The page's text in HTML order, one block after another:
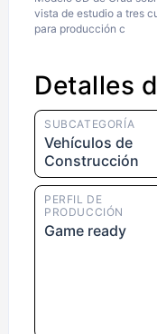
vista de estudio a tres
para producción c
Detalles
SUBCATEGORÍA
Vehículos de
Construcción
PERFIL DE
PRODUCCIÓN
Game ready